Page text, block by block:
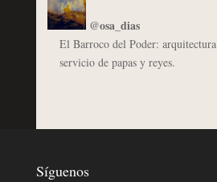
@osa_dias
El Barroco del Poder:
servicio de papas y reyes.
Síguenos